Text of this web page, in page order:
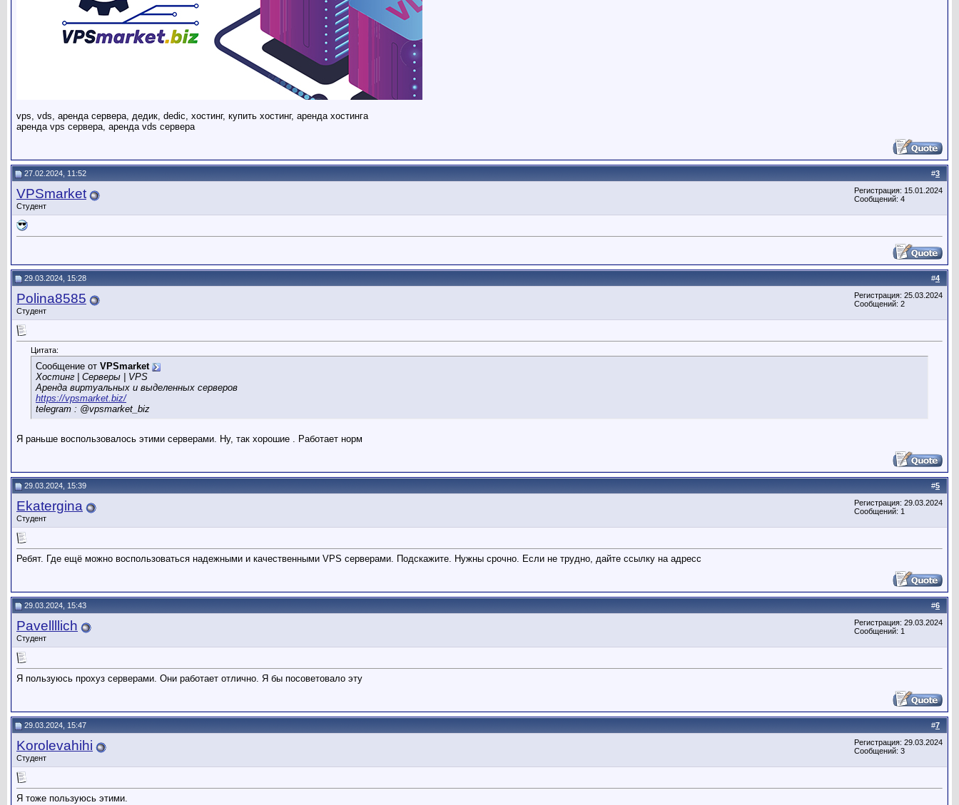
vps, vds, аренда сервера, дедик, dedic, хостинг, купить хостинг, аренда хостинга
аренда vps сервера, аренда vds сервера
#3
27.02.2024, 11:52
VPSmarket
Студент
Регистрация: 15.01.2024
Сообщений: 4
#4
29.03.2024, 15:28
Polina8585
Студент
Регистрация: 25.03.2024
Сообщений: 2
Цитата:
Сообщение от VPSmarket
Хостинг | Серверы | VPS
Аренда виртуальных и выделенных серверов
https://vpsmarket.biz/
telegram : @vpsmarket_biz
Я раньше воспользовалось этими серверами. Ну, так хорошие . Работает норм
#5
29.03.2024, 15:39
Ekatergina
Студент
Регистрация: 29.03.2024
Сообщений: 1
Ребят. Где ещё можно воспользоваться надежными и качественными VPS серверами. Подскажите. Нужны срочно. Если не трудно, дайте ссылку на адресс
#6
29.03.2024, 15:43
Pavellllich
Студент
Регистрация: 29.03.2024
Сообщений: 1
Я пользуюсь прохуз серверами. Они работает отлично. Я бы посоветовало эту
#7
29.03.2024, 15:47
Korolevahihi
Студент
Регистрация: 29.03.2024
Сообщений: 3
Я тоже пользуюсь этими.